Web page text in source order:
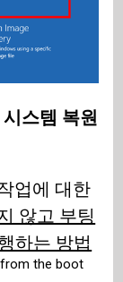
시스템 복원
업에 대한
않고 부팅
하는 방법
the boot